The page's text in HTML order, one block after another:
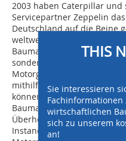
2003 haben Caterpillar und
Servicepartner Zeppelin
Deutschland auf die Beine
weltweit erster Cat
Baumaschinen. Seitdem
sondern auch zahlreiche
Motorgrader, Schürfzüge,
mithilfe eines Rebuilds
können wir umfangreiche
Baumaschinen vorweisen.
Überholung einer
Instandsetzung des
THIS
Sie interessieren
wirtschaftlichen
sich zu unserem
an!